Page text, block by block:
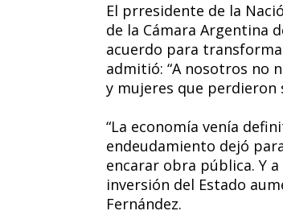
El prresidente de la
de la Cámara Argentina
acuerdo para
admitió: “A nosotros no
y mujeres que perdieron
“La economía venía
endeudamiento dejó
encarar obra pública. Y
inversión del Estado
Fernández.